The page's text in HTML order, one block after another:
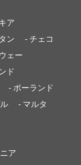
ア
ン
- チェコ
ェー
ド
- ポーランド
- マルタ
ア